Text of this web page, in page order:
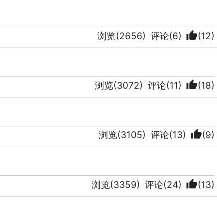
浏览(2656) 评论(6) thumb_up(12)
浏览(3072) 评论(11) thumb_up(18)
浏览(3105) 评论(13) thumb_up(9)
浏览(3359) 评论(24) thumb_up(13)